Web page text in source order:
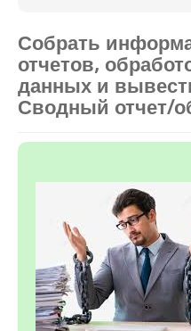
Собрать
отчетов,
данных и
Сводный отчет/